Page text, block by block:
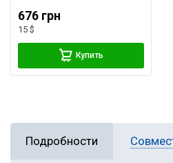
676 грн
15 $
Купить
Подробности